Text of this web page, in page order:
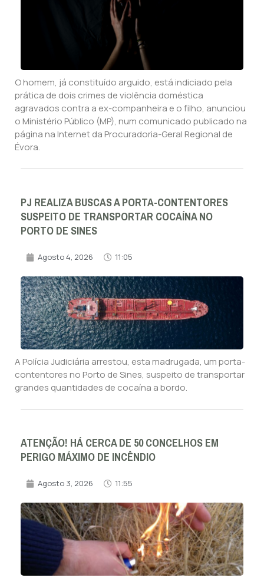
O homem, já constituído arguido, está indiciado pela
prática de dois crimes de violência doméstica
agravados contra a ex-companheira e o filho, anunciou
o Ministério Público (MP), num comunicado publicado na
página na Internet da Procuradoria-Geral Regional de
Évora.
PJ REALIZA BUSCAS A PORTA-CONTENTORES
SUSPEITO DE TRANSPORTAR COCAÍNA NO
PORTO DE SINES
Agosto 4, 2026 11:05
A Polícia Judiciária arrestou, esta madrugada, um porta-
contentores no Porto de Sines, suspeito de transportar
grandes quantidades de cocaína a bordo.
ATENÇÃO! HÁ CERCA DE 50 CONCELHOS EM
PERIGO MÁXIMO DE INCÊNDIO
Agosto 3, 2026 11:55